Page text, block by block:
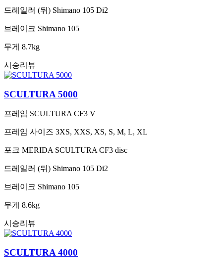
드레일러 (뒤) Shimano 105 Di2
브레이크 Shimano 105
무게 8.7kg
시승리뷰
SCULTURA 5000
프레임 SCULTURA CF3 V
프레임 사이즈 3XS, XXS, XS, S, M, L, XL
포크 MERIDA SCULTURA CF3 disc
드레일러 (뒤) Shimano 105 Di2
브레이크 Shimano 105
무게 8.6kg
시승리뷰
SCULTURA 4000